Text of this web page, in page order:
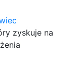
zyskuje na